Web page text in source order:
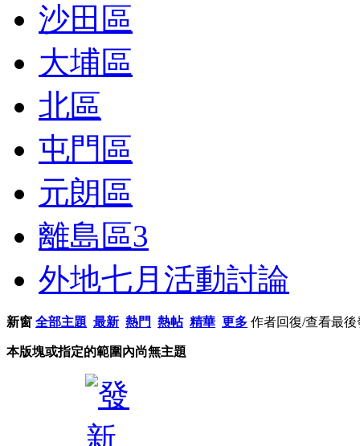
沙田區
大埔區
北區
屯門區
元朗區
離島區3
外地七月活動討論
新窗 全部主題 最新 熱門 熱帖 精華 更多 作者回復/查看最後
本版塊或指定的範圍內尚無主題